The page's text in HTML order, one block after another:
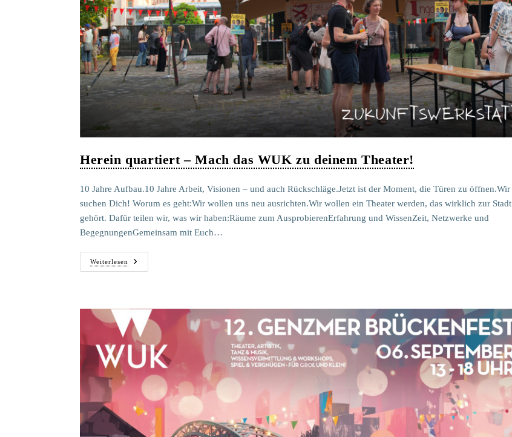
Herein quartiert – Mach das WUK zu deinem Theater!
10 Jahre Aufbau.10 Jahre Arbeit, Visionen – und auch Rückschläge.Jetzt ist der Moment, die Türen zu öffnen.Wir
suchen Dich! Worum es geht:Wir wollen uns neu ausrichten.Wir wollen ein Theater werden, das wirklich zur Stadt
gehört. Dafür teilen wir, was wir haben:Räume zum AusprobierenErfahrung und WissenZeit, Netzwerke und
BegegnungenGemeinsam mit Euch…
Weiterlesen
Herein
Quartiert
Deinem
Theater!